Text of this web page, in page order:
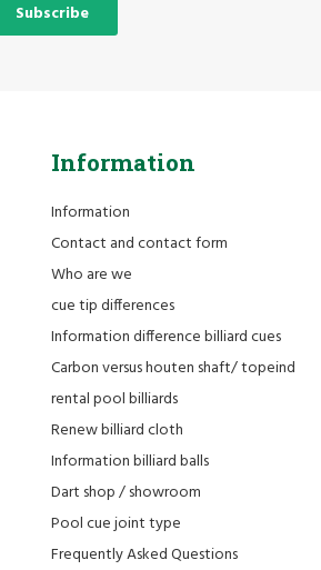
Subscribe
Information
Information
Contact and contact form
Who are we
cue tip differences
Information difference billiard cues
Carbon versus houten shaft/ topeind
rental pool billiards
Renew billiard cloth
Information billiard balls
Dart shop / showroom
Pool cue joint type
Frequently Asked Questions